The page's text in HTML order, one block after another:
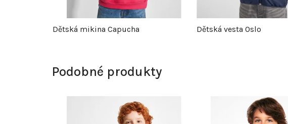
Dětská mikina Capucha Dětská vesta Oslo
Podobné produkty